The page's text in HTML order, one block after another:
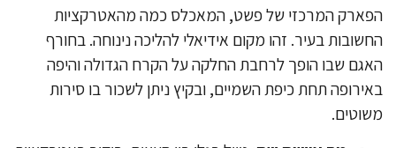
המרכזי של פשט, המאכלס כמה מהאטרקציות
בעיר. זהו מקום אידיאלי להליכה נינוחה. בחורף
שבו הופך לרחבת החלקה על הקרח הגדולה והיפה
תחת כיפת השמיים, ובקיץ ניתן לשכור בו סירות